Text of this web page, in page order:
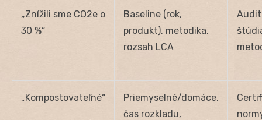
„Znížili sme CO2e o
30 %“
Baseline (rok,
produkt), metodika,
rozsah LCA
„Kompostovateľné“
Priemyselné/domáce,
čas rozkladu,